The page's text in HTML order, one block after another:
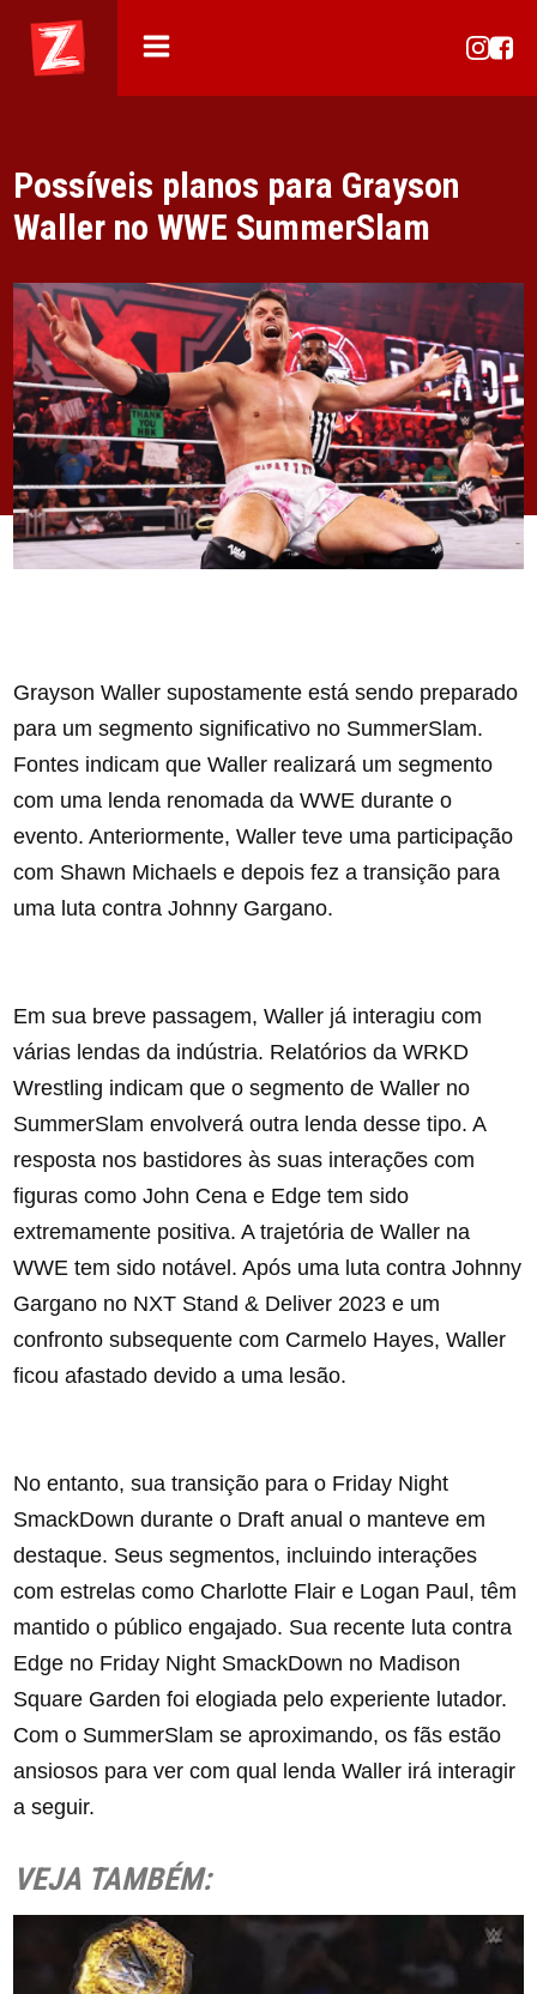
Possíveis planos para Grayson
Waller no WWE SummerSlam
Grayson Waller supostamente está sendo preparado
para um segmento significativo no SummerSlam.
Fontes indicam que Waller realizará um segmento
com uma lenda renomada da WWE durante o
evento. Anteriormente, Waller teve uma participação
com Shawn Michaels e depois fez a transição para
uma luta contra Johnny Gargano.
Em sua breve passagem, Waller já interagiu com
várias lendas da indústria. Relatórios da WRKD
Wrestling indicam que o segmento de Waller no
SummerSlam envolverá outra lenda desse tipo. A
resposta nos bastidores às suas interações com
figuras como John Cena e Edge tem sido
extremamente positiva. A trajetória de Waller na
WWE tem sido notável. Após uma luta contra Johnny
Gargano no NXT Stand & Deliver 2023 e um
confronto subsequente com Carmelo Hayes, Waller
ficou afastado devido a uma lesão.
No entanto, sua transição para o Friday Night
SmackDown durante o Draft anual o manteve em
destaque. Seus segmentos, incluindo interações
com estrelas como Charlotte Flair e Logan Paul, têm
mantido o público engajado. Sua recente luta contra
Edge no Friday Night SmackDown no Madison
Square Garden foi elogiada pelo experiente lutador.
Com o SummerSlam se aproximando, os fãs estão
ansiosos para ver com qual lenda Waller irá interagir
a seguir.
VEJA TAMBÉM: